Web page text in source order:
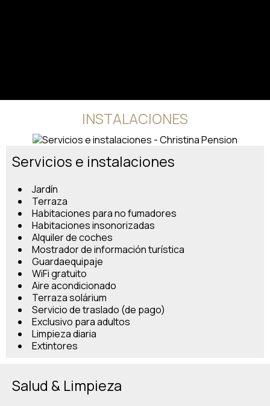
INSTALACIONES
Servicios e instalaciones
Jardín
Terraza
Habitaciones para no fumadores
Habitaciones insonorizadas
Alquiler de coches
Mostrador de información turística
Guardaequipaje
WiFi gratuito
Aire acondicionado
Terraza solárium
Servicio de traslado (de pago)
Exclusivo para adultos
Limpieza diaria
Extintores
Salud & Limpieza